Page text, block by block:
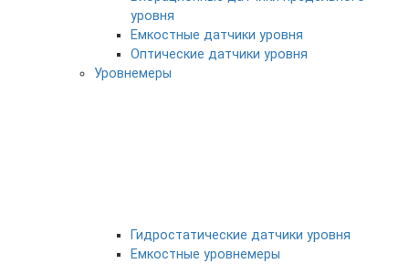
уровня
Емкостные датчики уровня
Оптические датчики уровня
Уровнемеры
Гидростатические датчики уровня
Емкостные уровнемеры